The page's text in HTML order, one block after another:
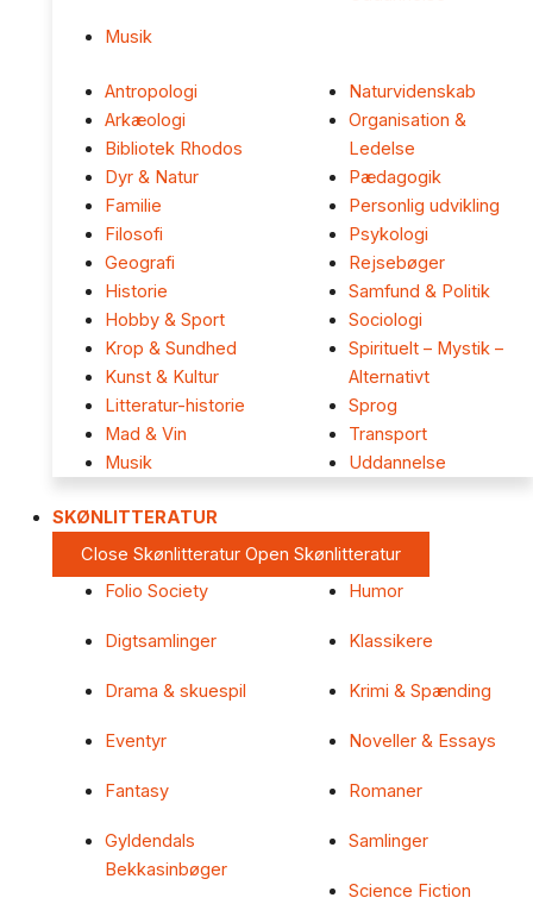
Musik
Antropologi
Arkæologi
Bibliotek Rhodos
Dyr & Natur
Familie
Filosofi
Geografi
Historie
Hobby & Sport
Krop & Sundhed
Kunst & Kultur
Litteratur-historie
Mad & Vin
Musik
Naturvidenskab
Organisation &
Ledelse
Pædagogik
Personlig udvikling
Psykologi
Rejsebøger
Samfund & Politik
Sociologi
Spirituelt – Mystik –
Alternativt
Sprog
Transport
Uddannelse
SKØNLITTERATUR
Close Skønlitteratur Open Skønlitteratur
Folio Society
Digtsamlinger
Drama & skuespil
Eventyr
Fantasy
Gyldendals
Bekkasinbøger
Humor
Klassikere
Krimi & Spænding
Noveller & Essays
Romaner
Samlinger
Science Fiction